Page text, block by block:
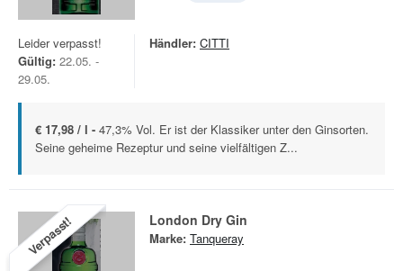
Leider verpasst!
Gültig: 22.05. -
29.05.
Händler: CITTI
€ 17,98 / l - 47,3% Vol. Er ist der Klassiker unter den Ginsorten.
Seine geheime Rezeptur und seine vielfältigen Z...
Verpasst! London Dry Gin
Marke: Tanqueray